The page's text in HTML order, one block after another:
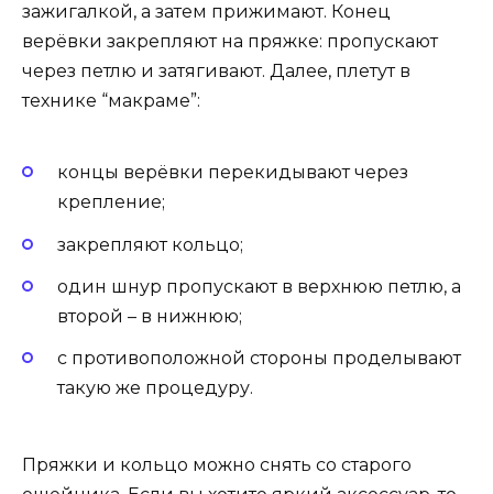
зажигалкой, а затем прижимают. Конец
верёвки закрепляют на пряжке: пропускают
через петлю и затягивают. Далее, плетут в
технике “макраме”:
концы верёвки перекидывают через
крепление;
закрепляют кольцо;
один шнур пропускают в верхнюю петлю, а
второй – в нижнюю;
с противоположной стороны проделывают
такую же процедуру.
Пряжки и кольцо можно снять со старого